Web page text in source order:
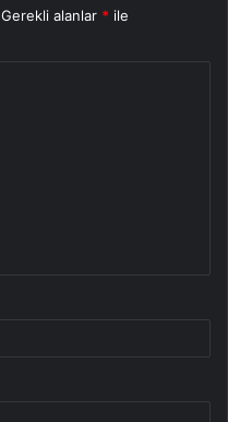
Gerekli alanlar * ile